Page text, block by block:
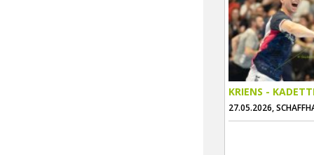
KRIENS -
27.05.2026,